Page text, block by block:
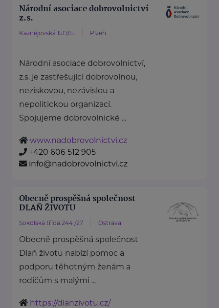
Národní asociace dobrovolnictví
z.s.
Kaznějovská 1517/51 Plzeň
Národní asociace dobrovolnictví,
z.s. je zastřešující dobrovolnou,
neziskovou, nezávislou a
nepolitickou organizací.
Spojujeme dobrovolnické ...
www.nadobrovolnictvi.cz
+420 606 512 905
info@nadobrovolnictvi.cz
Obecně prospěšná společnost
DLAŇ ŽIVOTU
Sokolská třída 244 /27 Ostrava
Obecně prospěšná společnost
Dlaň životu nabízí pomoc a
podporu těhotným ženám a
rodičům s malými ...
https://dlanzivotu.cz/